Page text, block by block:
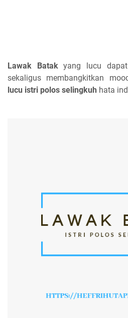
Lawak Batak yang lucu
sekaligus membangkitkan
lucu istri polos selingkuh hata